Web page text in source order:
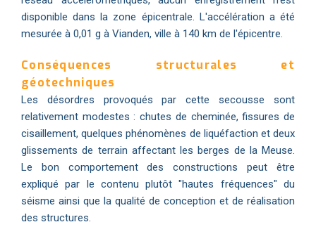
disponible dans la zone épicentrale. L'accélération a été
mesurée à 0,01 g à Vianden, ville à 140 km de l'épicentre.
Conséquences structurales et
géotechniques
Les désordres provoqués par cette secousse sont
relativement modestes : chutes de cheminée, fissures de
cisaillement, quelques phénomènes de liquéfaction et deux
glissements de terrain affectant les berges de la Meuse.
Le bon comportement des constructions peut être
expliqué par le contenu plutôt "hautes fréquences" du
séisme ainsi que la qualité de conception et de réalisation
des structures.